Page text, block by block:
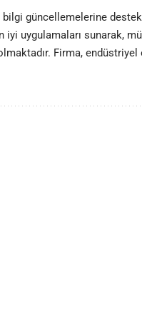
güncellemelerine
uygulamaları sunarak,
Firma,